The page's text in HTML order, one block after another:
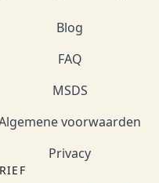
Blog
FAQ
MSDS
voorwaarden
Privacy